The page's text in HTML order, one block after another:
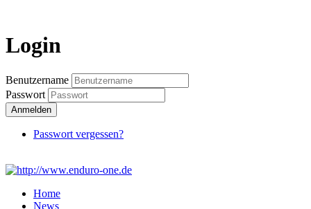
Login
Benutzername
Passwort
Anmelden
Passwort vergessen?
Home
News